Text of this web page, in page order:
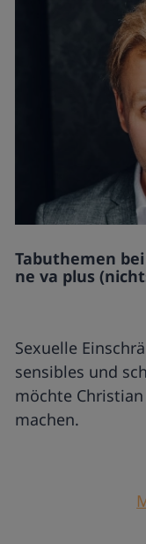
Tabuthemen
ne va plus
Sexuelle
sensibles und
möchte
machen.